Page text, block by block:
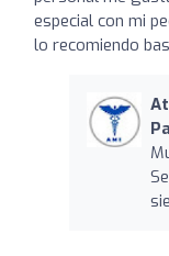
especial con mi
lo recomiendo